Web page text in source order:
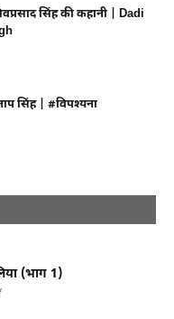
सिंह की कहानी | Dadi
सिंह | #विपश्यना
(भाग 1)